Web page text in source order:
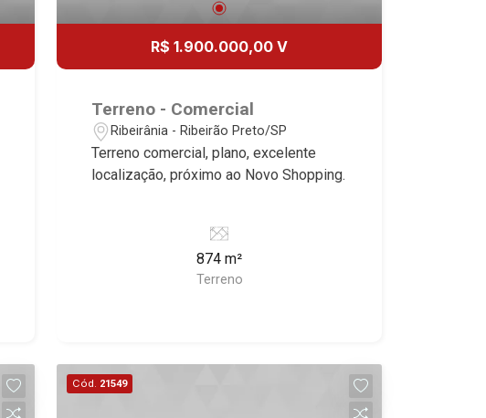
R$ 1.900.000,00 V
Terreno - Comercial
Ribeirânia - Ribeirão Preto/SP
Terreno comercial, plano, excelente
localização, próximo ao Novo Shopping.
874 m²
Terreno
Cód. 21549